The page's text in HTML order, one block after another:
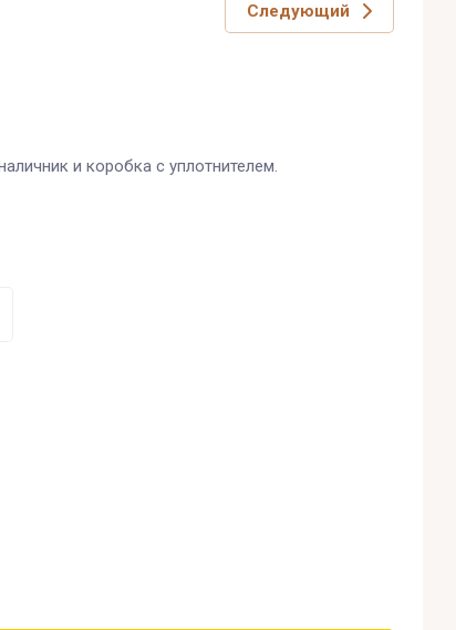
Следующий
и коробка с уплотнителем.